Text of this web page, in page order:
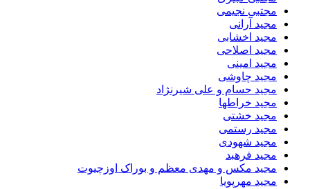
مجتبی نجیمی
مجید آرانی
مجید اخشابی
مجید اصلاحی
مجید امینی
مجید چاوشی
مجید حسام و علی شیرنژاد
مجید خراطها
مجید خشتی
مجید رستمی
مجید شهودی
مجید فرهبد
مجید مکس و مهدی معظم و بوراک اوزچیوت
مجید مهرپویا